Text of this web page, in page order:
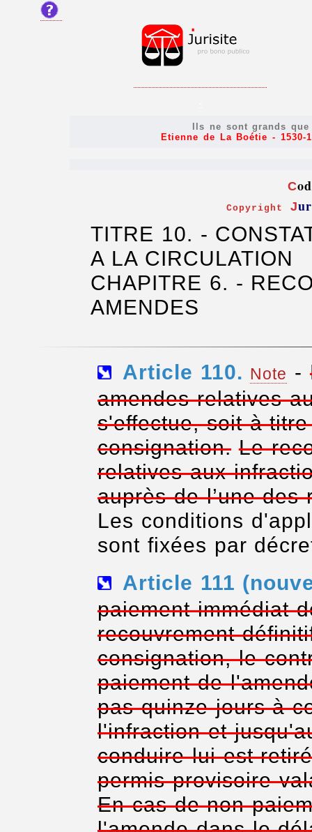
Ils ne sont grands
Etienne de La Boétie -
C
Copyright J
TITRE 10. -
A LA CIRCULATION
CHAPITRE 6. -
AMENDES
Article 110. Note -
amendes relatives
s'effectue, soit à
consignation. Le
relatives aux
auprès de l’une des
Les conditions
sont fixées par
Article 111
paiement immédiat
recouvrement
consignation, le
paiement de
pas quinze jours à
l'infraction et
conduire lui est
permis provisoire
En cas de non-